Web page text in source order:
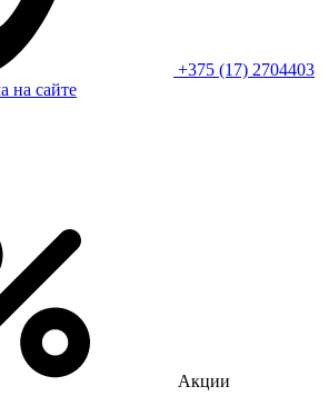
+375 (17) 2704403
на сайте
Акции